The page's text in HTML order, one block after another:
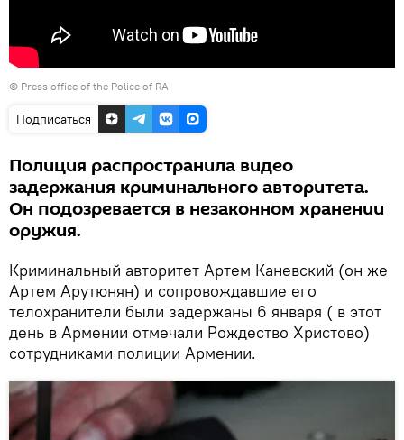
© Press office of the Police of RA
Подписаться
Полиция распространила видео
задержания криминального авторитета.
Он подозревается в незаконном хранении
оружия.
Криминальный авторитет Артем Каневский (он же
Артем Арутюнян) и сопровождавшие его
телохранители были задержаны 6 января ( в этот
день в Армении отмечали Рождество Христово)
сотрудниками полиции Армении.